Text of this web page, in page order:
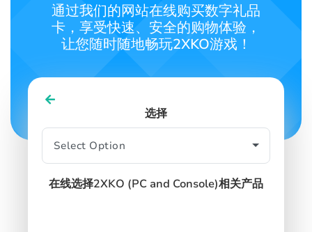
中文
SIGN INSIGN UP
通过我们的网站在线购买数字礼品
卡，享受快速、安全的购物体验，
让您随时随地畅玩2XKO游戏！
选择
在线选择2XKO (PC and Console)相关产品